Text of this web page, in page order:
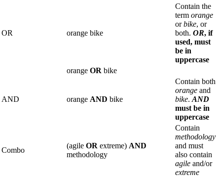
OR orange bike
Contain the
term orange
orbike, or
both. OR, if
used, must
be in
uppercase
orange OR bike
AND orange AND bike
Contain both
orange and
bike. AND
must be in
uppercase
Combo
(agile OR extreme) AND
methodology
Contain
methodology
and must
also contain
agile and/or
extreme